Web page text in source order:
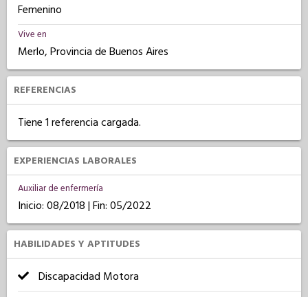
Femenino
Vive en
Merlo, Provincia de Buenos Aires
REFERENCIAS
Tiene 1 referencia cargada.
EXPERIENCIAS LABORALES
Auxiliar de enfermería
Inicio: 08/2018 | Fin: 05/2022
HABILIDADES Y APTITUDES
Discapacidad Motora